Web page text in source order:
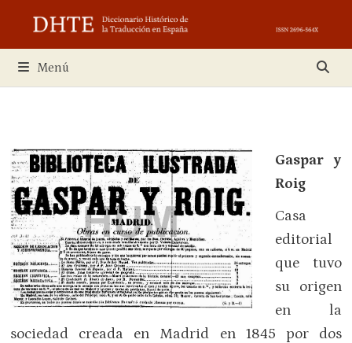
contenido
Menú
Gaspar y
Roig
Casa
editorial
que tuvo
su origen
en la
sociedad creada en Madrid en 1845 por dos